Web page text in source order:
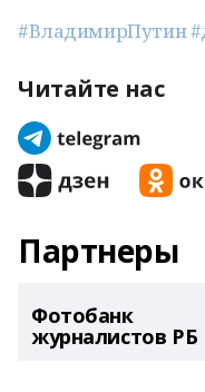
#ВладимирПутин
Читайте нас
Партнеры
Фотобанк
журналистов РБ